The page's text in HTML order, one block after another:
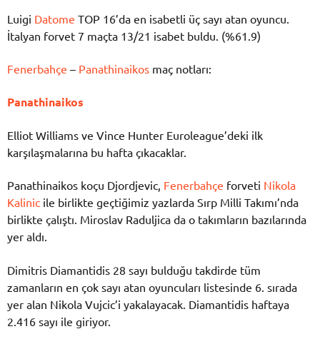
Luigi Datome TOP 16’da en isabetli üç sayı atan oyuncu.
İtalyan forvet 7 maçta 13/21 isabet buldu. (%61.9)
Fenerbahçe – Panathinaikos maç notları:
Panathinaikos
Elliot Williams ve Vince Hunter Euroleague’deki ilk
karşılaşmalarına bu hafta çıkacaklar.
Panathinaikos koçu Djordjevic, Fenerbahçe forveti Nikola
Kalinic ile birlikte geçtiğimiz yazlarda Sırp Milli Takımı’nda
birlikte çalıştı. Miroslav Raduljica da o takımların bazılarında
yer aldı.
Dimitris Diamantidis 28 sayı bulduğu takdirde tüm
zamanların en çok sayı atan oyuncuları listesinde 6. sırada
yer alan Nikola Vujcic’i yakalayacak. Diamantidis haftaya
2.416 sayı ile giriyor.